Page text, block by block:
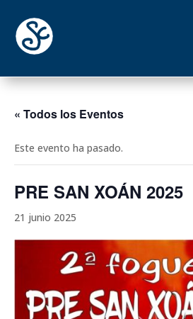
« Todos los Eventos
Este evento ha pasado.
PRE SAN XOÁN 2025
21 junio 2025